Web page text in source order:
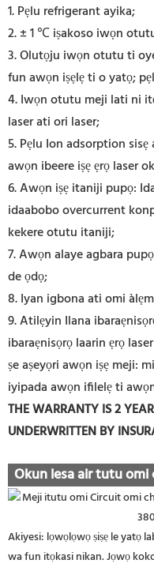
1. Pẹlu refrigerant ayika;
2. ± 1 ℃ iṣakoso iwọn
3. Olutọju iwọn otutu ti
fun awọn iṣẹlẹ ti o yatọ;
4. Iwọn otutu meji lati ni
laser ati ori laser;
5. Pẹlu Ion adsorption
awọn ibeere iṣẹ ẹrọ laser
6. Awọn iṣẹ itaniji pupọ:
idaabobo overcurrent
kekere otutu itaniji;
7. Awọn alaye agbara
de ọdọ;
8. Iyan igbona ati omi
9. Atilẹyin Ilana
ibaraẹnisọrọ laarin ẹrọ
ṣe aṣeyọri awọn iṣẹ meji:
iyipada awọn ifilelẹ ti
THE WARRANTY IS 2
UNDERWRITTEN BY
Okun lesa air tutu
Akiyesi: lọwọlọwọ ṣiṣẹ le yatọ
wa fun itọkasi nikan. Jọwọ